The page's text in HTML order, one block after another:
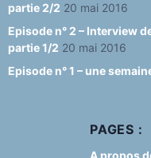
partie 2/2 20 mai 2016
Episode n° 2 – Interview
partie 1/2 20 mai 2016
Episode n° 1 – une
PAGES :